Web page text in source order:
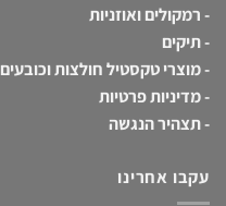
-רמקולים ואוזניות
-תיקים
-מוצרי טקסטיל חולצות וכובעים
-מדיניות פרטיות
-תצהיר הנגשה
עקבו אחרינו